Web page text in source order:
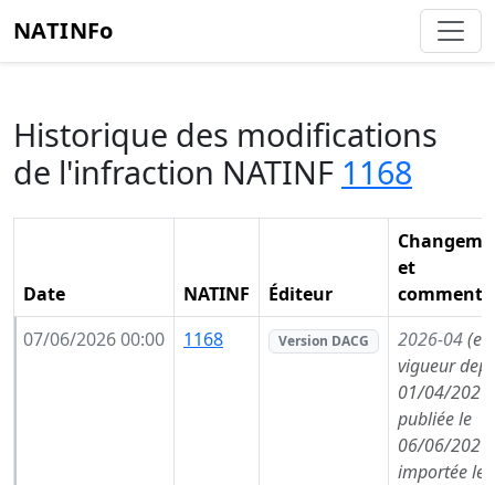
NATINFo
Historique des modifications
de l'infraction NATINF 1168
Date NATINF Éditeur
et
07/06/2026 00:00
1168 Version DACG 2026-04(en
vigueur
01/04/2026,
publiée le
06/06/2026,
importée le